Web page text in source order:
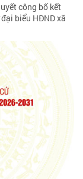
công bố kết
biểu HĐND xã